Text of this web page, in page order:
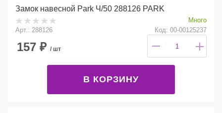
Замок навесной Park Ч/50 288126 PARK
Много
Арт.: 288126
Код: 00-00125237
157 ₽ / шт
В КОРЗИНУ